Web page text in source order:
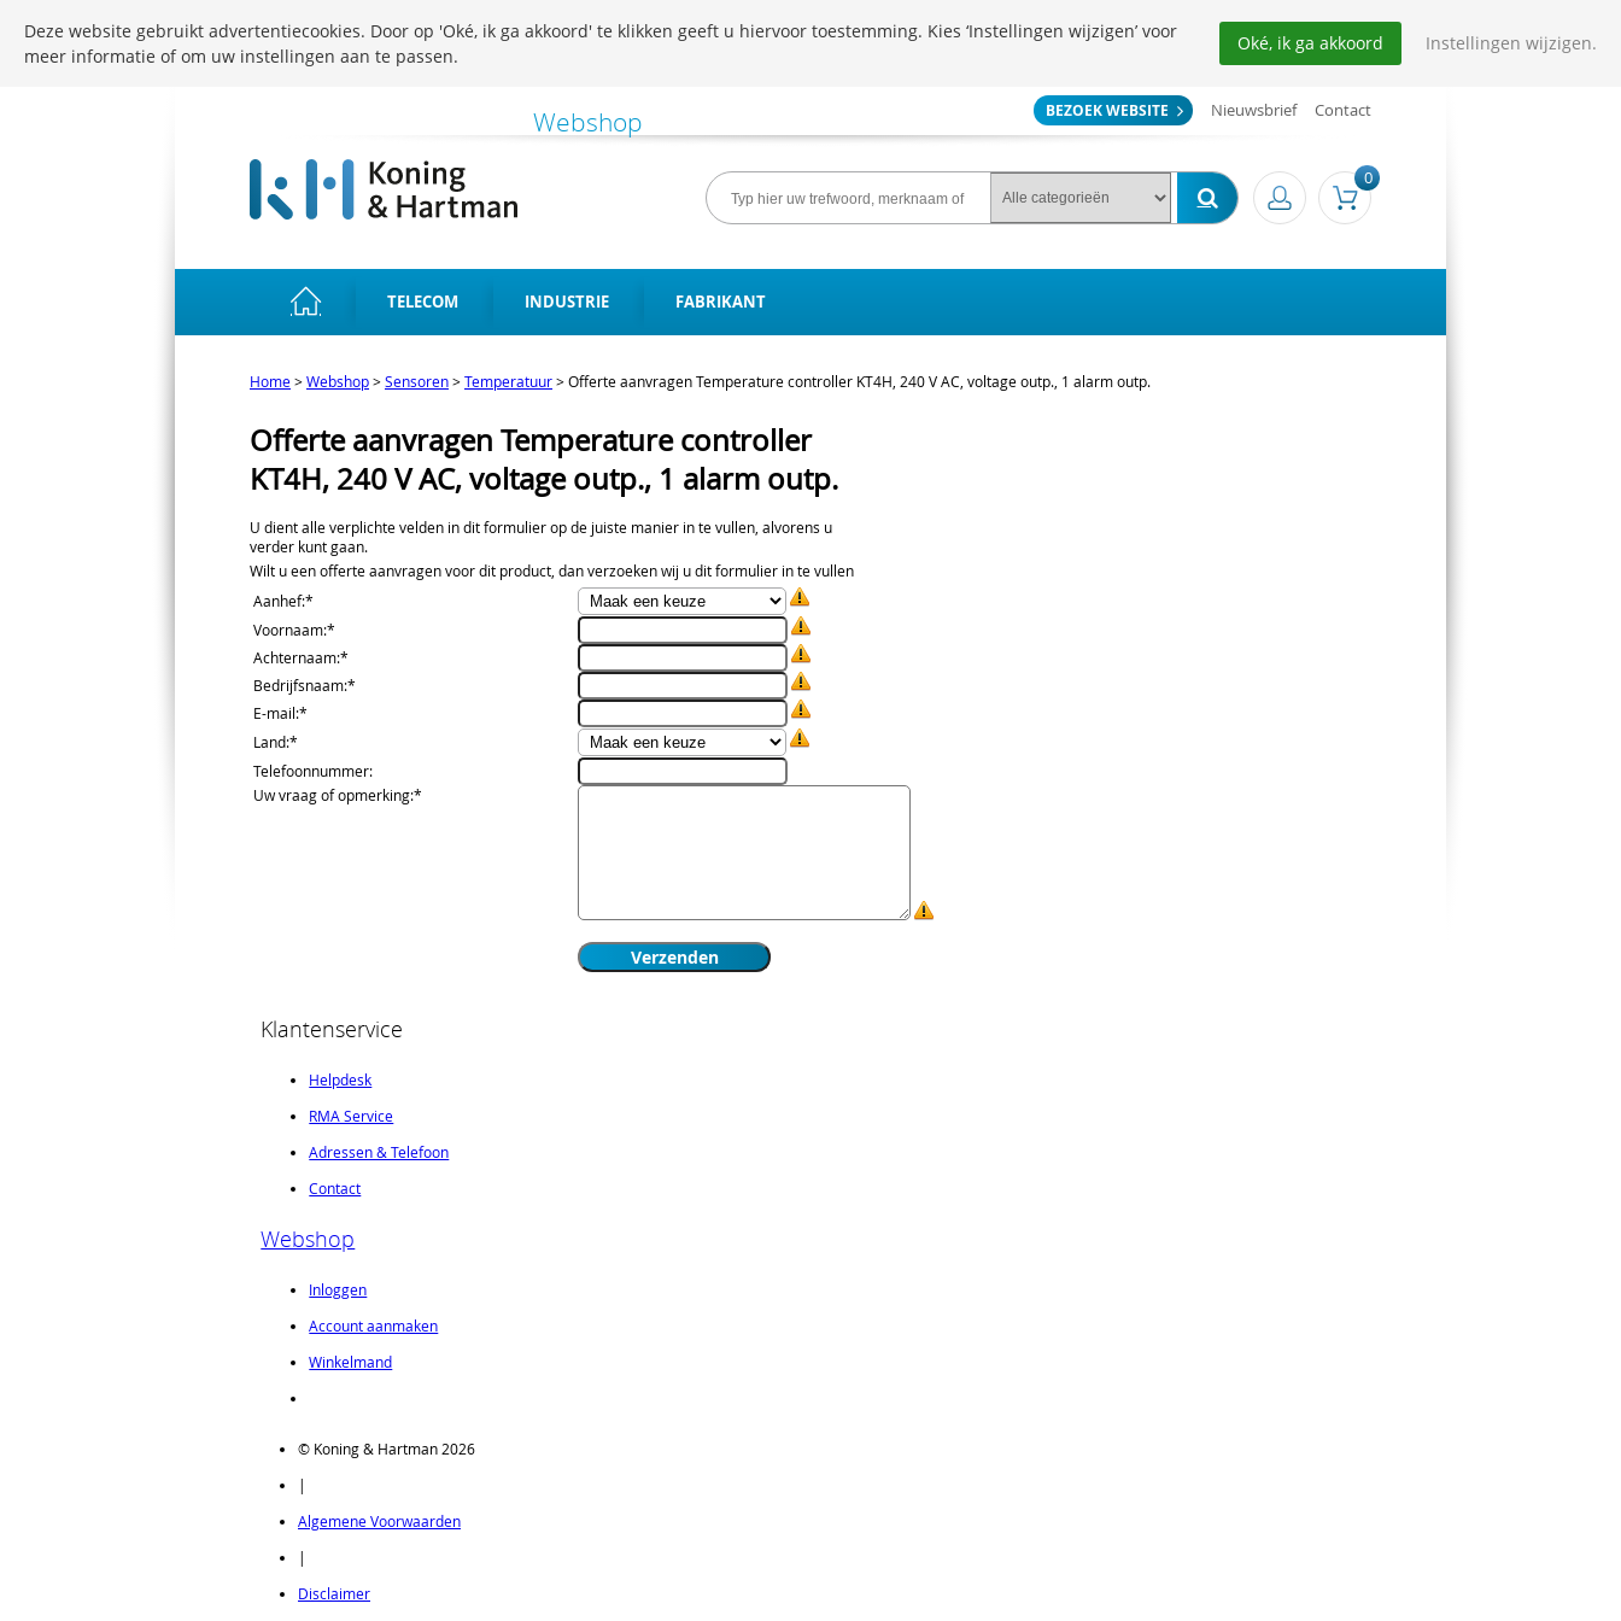
BEZOEK WEBSITE Nieuwsbrief Contact
0
TELECOM INDUSTRIE FABRIKANT
Home>Webshop>Sensoren>Temperatuur>Offerte aanvragen Temperature controller KT4H, 240 V AC, voltage outp., 1 alarm outp.
Offerte aanvragen Temperature controller
KT4H, 240 V AC, voltage outp., 1 alarm outp.
U dient alle verplichte velden in dit formulier op de juiste manier in te vullen, alvorens u
verder kunt gaan.
Wilt u een offerte aanvragen voor dit product, dan verzoeken wij u dit formulier in te vullen
Aanhef:*
Voornaam:*
Achternaam:*
Bedrijfsnaam:*
E-mail:*
Land:*
Telefoonnummer:
Uw vraag of opmerking:*
Klantenservice
Helpdesk
RMA Service
Adressen & Telefoon
Contact
Webshop
Inloggen
Account aanmaken
Winkelmand
© Koning & Hartman 2026
|
Algemene Voorwaarden
|
Disclaimer
Deze website gebruikt advertentiecookies. Door op 'Oké, ik ga akkoord' te klikken geeft u hiervoor toestemming. Kies ‘Instellingen wijzigen’ voor
meer informatie of om uw instellingen aan te passen.
Oké, ik ga akkoord Instellingen wijzigen.